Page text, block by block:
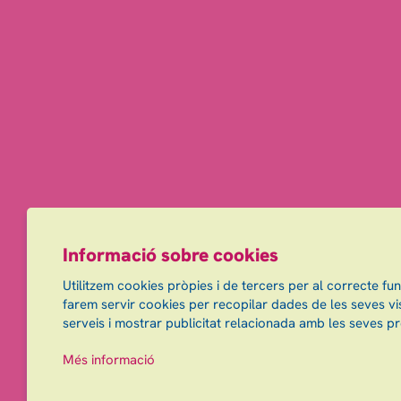
Informació sobre cookies
Utilitzem cookies pròpies i de tercers per al correcte
farem servir cookies per recopilar dades de les seves
serveis i mostrar publicitat relacionada amb les seves
Més informació